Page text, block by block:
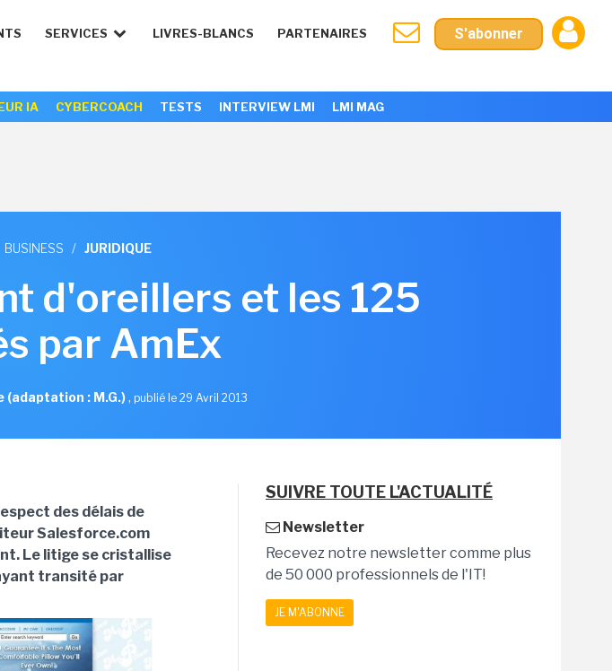
SERVICES LIVRES-BLANCS PARTENAIRES S'abonner
IA CYBERCOACH TESTS INTERVIEW LMI LMI MAG
BUSINESS / JURIDIQUE
d'oreillers et les 125
par AmEx
(adaptation : M.G.), publié le 29 Avril 2013
des délais de
Salesforce.com
Le litige se cristallise
transité par
SUIVRE TOUTE L'ACTUALITÉ
Newsletter
Recevez notre newsletter comme plus
de 50 000 professionnels de l'IT!
JE M'ABONNE